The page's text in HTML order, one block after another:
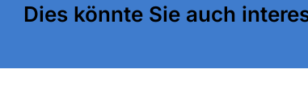
Dies könnte Sie auch